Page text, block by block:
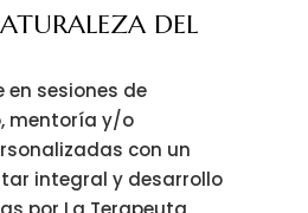
DEL
en sesiones de
mentoría y/o
con un
integral y desarrollo